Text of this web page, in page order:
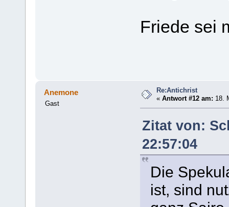
Friede sei
Anemone
Gast
Re:Antichrist
«Antwort #12 am: 18.
Zitat von:
22:57:04
Die
ist, sind